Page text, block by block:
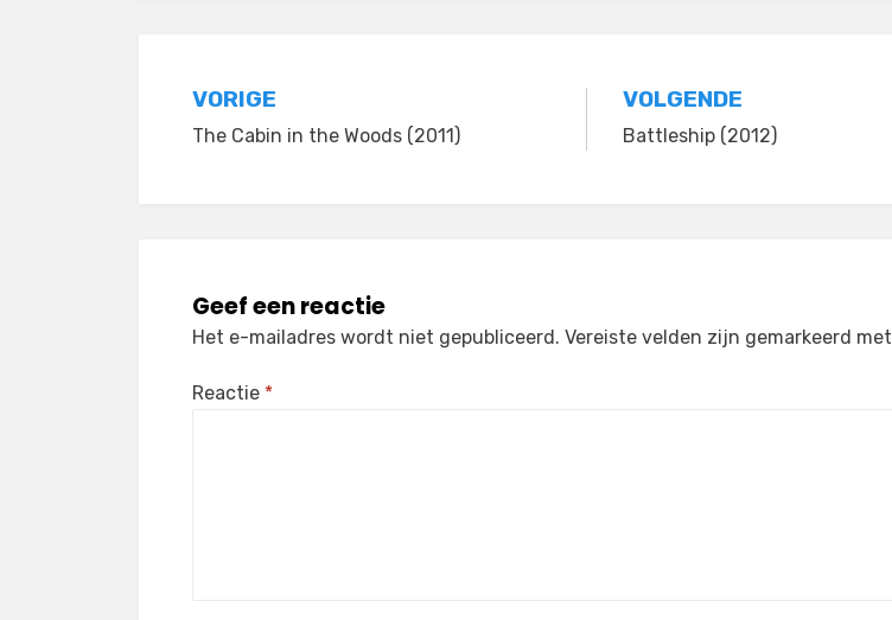
Bericht
navigatie
VORIGE
The Cabin in the Woods (2011)
VOLGENDE
Battleship (2012)
Geef een reactie
Het e-mailadres wordt niet gepubliceerd. Vereiste velden zijn gemarkeerd met
Reactie *